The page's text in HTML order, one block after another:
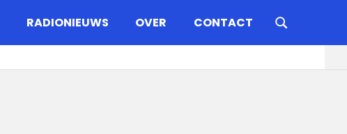
RADIONIEUWS OVER CONTACT